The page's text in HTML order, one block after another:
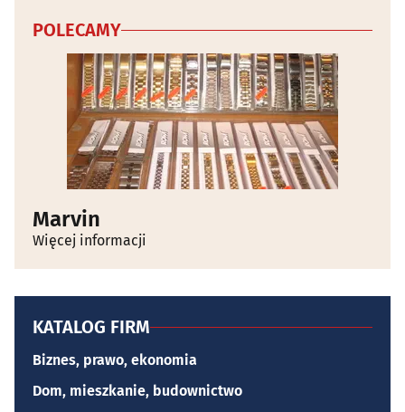
POLECAMY
Marvin
Więcej informacji
KATALOG FIRM
Biznes, prawo, ekonomia
Dom, mieszkanie, budownictwo